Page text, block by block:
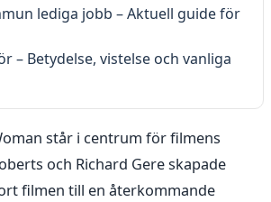
lediga jobb – Aktuell guide för
– Betydelse, vistelse och vanliga
står i centrum för filmens
och Richard Gere skapade
filmen till en återkommande